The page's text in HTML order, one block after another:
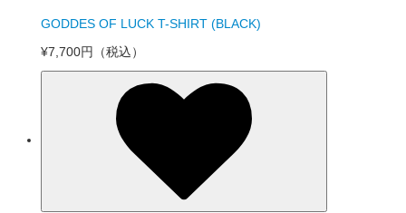
GODDES OF LUCK T-SHIRT (BLACK)
¥7,700円
（税込）